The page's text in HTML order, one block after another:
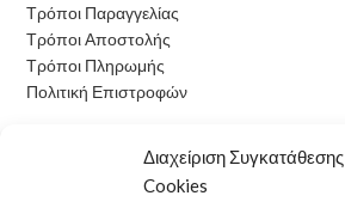
Διαχείριση Συγκατάθεσης
Cookies
Τρόποι Παραγγελίας
Τρόποι Αποστολής
Τρόποι Πληρωμής
Πολιτική Επιστροφών
Ωράριο Λειτουργίας
Δευτέρα: 09:00 - 15:00